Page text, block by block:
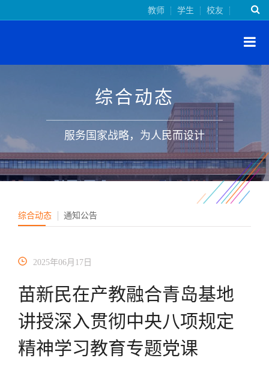
教师 学生 校友
综合动态
服务国家战略，为人民而设计
综合动态 通知公告
2025年06月17日
苗新民在产教融合青岛基地
讲授深入贯彻中央八项规定
精神学习教育专题党课